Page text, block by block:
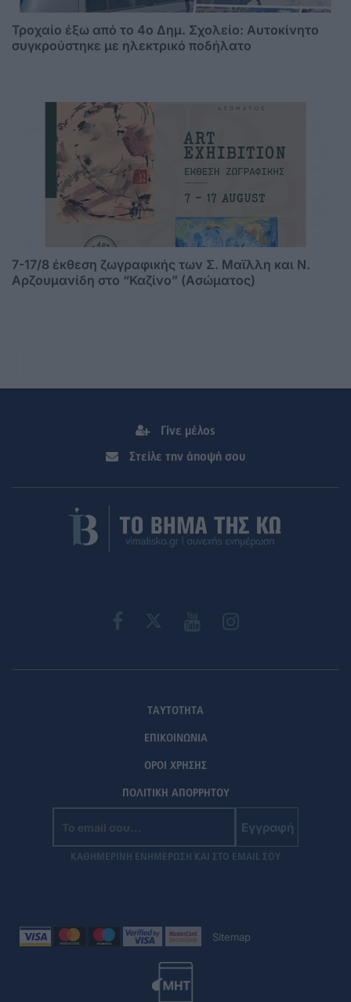
Τροχαίο έξω από το 4ο Δημ. Σχολείο: Αυτοκίνητο
συγκρούστηκε με ηλεκτρικό ποδήλατο
7-17/8 έκθεση ζωγραφικής των Σ. Μαϊλλη και Ν.
Αρζουμανίδη στο “Καζίνο” (Ασώματος)
Γίνε μέλος
Στείλε την άποψή σου
ΤΑΥΤΟΤΗΤΑ
ΕΠΙΚΟΙΝΩΝΙΑ
ΟΡΟΙ ΧΡΗΣΗΣ
ΠΟΛΙΤΙΚΗ ΑΠΟΡΡΗΤΟΥ
Εγγραφή
ΚΑΘΗΜΕΡΙΝΗ ΕΝΗΜΕΡΩΣΗ ΚΑΙ ΣΤΟ EMAIL ΣΟΥ
Sitemap